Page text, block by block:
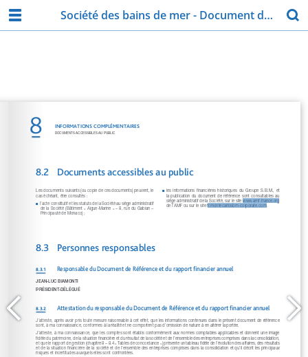
Société des bains de mer - Document de référence 2018